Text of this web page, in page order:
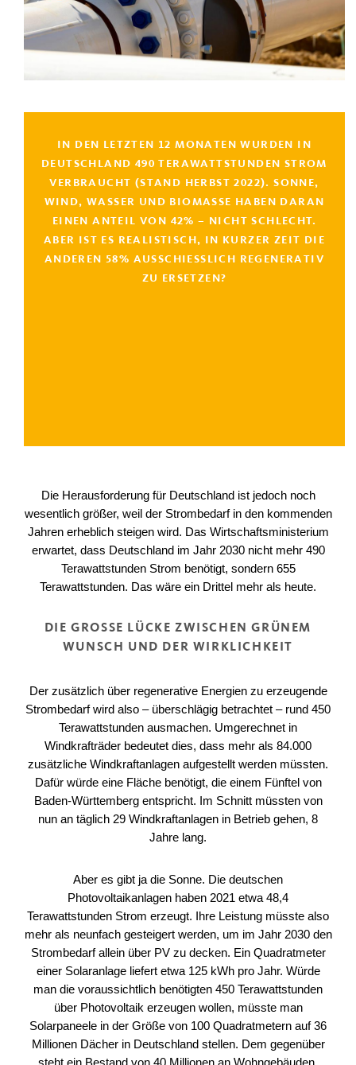
IN DEN LETZTEN 12 MONATEN WURDEN IN
DEUTSCHLAND 490 TERAWATTSTUNDEN STROM
VERBRAUCHT (STAND HERBST 2022). SONNE,
WIND, WASSER UND BIOMASSE HABEN DARAN
EINEN ANTEIL VON 42% – NICHT SCHLECHT.
ABER IST ES REALISTISCH, IN KURZER ZEIT DIE
ANDEREN 58% AUSSCHIESSLICH REGENERATIV Z
U ERSETZEN?
Die Herausforderung für Deutschland ist jedoch noch
wesentlich größer, weil der Strombedarf in den kommenden
Jahren erheblich steigen wird. Das Wirtschaftsministerium
erwartet, dass Deutschland im Jahr 2030 nicht mehr 490
Terawattstunden Strom benötigt, sondern 655
Terawattstunden. Das wäre ein Drittel mehr als heute.
DIE GROSSE LÜCKE ZWISCHEN GRÜNEM W
UNSCH UND DER WIRKLICHKEIT
Der zusätzlich über regenerative Energien zu erzeugende
Strombedarf wird also – überschlägig betrachtet – rund 450
Terawattstunden ausmachen. Umgerechnet in
Windkrafträder bedeutet dies, dass mehr als 84.000
zusätzliche Windkraftanlagen aufgestellt werden müssten.
Dafür würde eine Fläche benötigt, die einem Fünftel von
Baden-Württemberg entspricht. Im Schnitt müssten von
nun an täglich 29 Windkraftanlagen in Betrieb gehen, 8
Jahre lang.
Aber es gibt ja die Sonne. Die deutschen
Photovoltaikanlagen haben 2021 etwa 48,4
Terawattstunden Strom erzeugt. Ihre Leistung müsste also
mehr als neunfach gesteigert werden, um im Jahr 2030 den
Strombedarf allein über PV zu decken. Ein Quadratmeter
einer Solaranlage liefert etwa 125 kWh pro Jahr. Würde
man die voraussichtlich benötigten 450 Terawattstunden
über Photovoltaik erzeugen wollen, müsste man
Solarpaneele in der Größe von 100 Quadratmetern auf 36
Millionen Dächer in Deutschland stellen. Dem gegenüber
steht ein Bestand von 40 Millionen an Wohngebäuden,